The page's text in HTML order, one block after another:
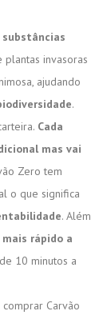
invasoras
ajudando
.
Cada
mas vai
Zero tem
o que significa
. Além
mais rápido a
10 minutos a
comprar Carvão